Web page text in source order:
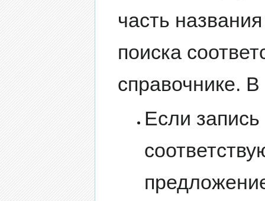
часть
поиска
справочнике. В
Если